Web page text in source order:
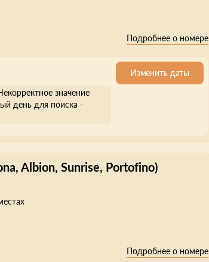
Подробнее о номере
значение
день для поиска -
Изменить даты
Albion, Sunrise, Portofino)
Подробнее о номере